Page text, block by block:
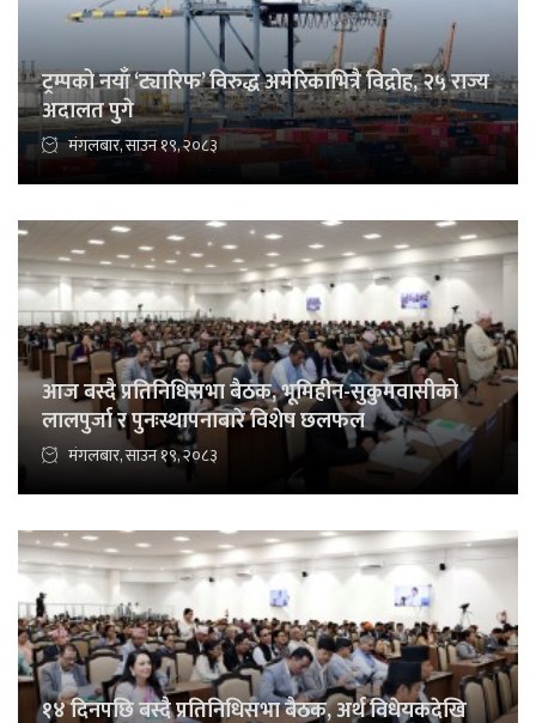
ट्रम्पको नयाँ ‘ट्यारिफ’ विरुद्ध अमेरिकाभित्रै विद्रोह, २५ राज्य
अदालत पुगे
मंगलबार, साउन १९, २०८३
आज बस्दै प्रतिनिधिसभा बैठक, भूमिहीन-सुकुमवासीको
लालपुर्जा र पुनःस्थापनाबारे विशेष छलफल
मंगलबार, साउन १९, २०८३
१४ दिनपछि बस्दै प्रतिनिधिसभा बैठक, अर्थ विधेयकदेखि